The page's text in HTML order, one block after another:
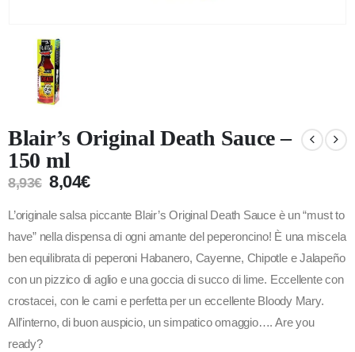
Blair’s Original Death Sauce –
150 ml
8,93€ 8,04€
L’originale salsa piccante Blair’s Original Death Sauce è un “must to
have” nella dispensa di ogni amante del peperoncino! È una miscela
ben equilibrata di peperoni Habanero, Cayenne, Chipotle e Jalapeño
con un pizzico di aglio e una goccia di succo di lime. Eccellente con
crostacei, con le carni e perfetta per un eccellente Bloody Mary.
All’interno, di buon auspicio, un simpatico omaggio…. Are you
ready?